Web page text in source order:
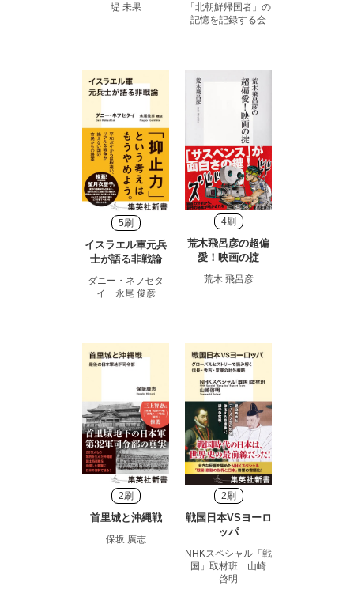
堤 未果
「北朝鮮帰国者」の
記憶を記録する会
5刷
イスラエル軍元兵
士が語る非戦論
ダニー・ネフセタ
イ 永尾 俊彦
4刷
荒木飛呂彦の超偏
愛！映画の掟
荒木 飛呂彦
2刷
首里城と沖縄戦
保坂 廣志
2刷
戦国日本VSヨーロ
ッパ
NHKスペシャル「戦
国」取材班 山崎
啓明